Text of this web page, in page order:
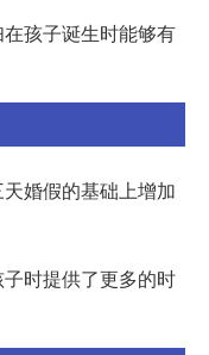
孩子诞生时能够有
婚假的基础上增加
时提供了更多的时